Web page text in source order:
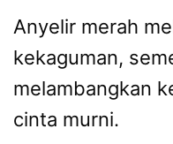
Anyelir merah
kekaguman,
melambangkan
cinta murni.